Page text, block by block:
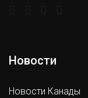
Новости
Новости Канады